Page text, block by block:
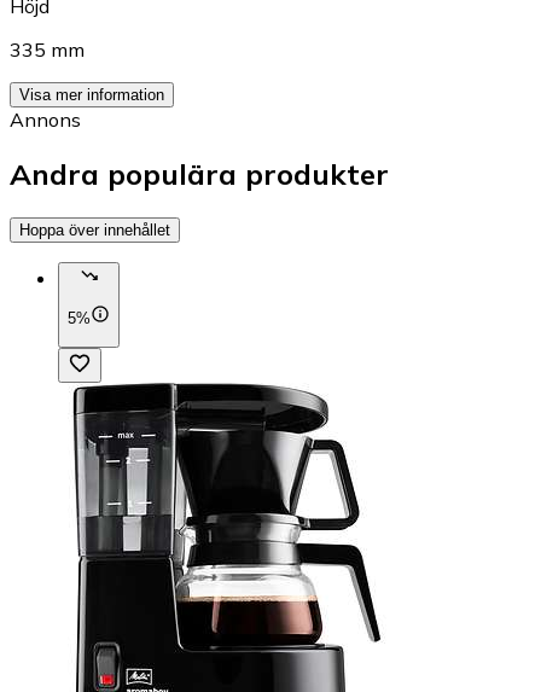
Höjd
335 mm
Visa mer information
Annons
Andra populära produkter
Hoppa över innehållet
5%